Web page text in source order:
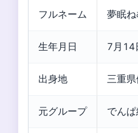
フルネーム 夢眠ね
生年月日 7月14
出身地 三重
元グループ でん